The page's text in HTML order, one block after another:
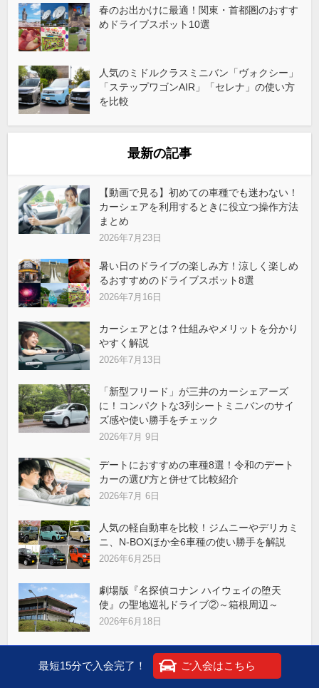
春のお出かけに最適！関東・首都圏のおすす
めドライブスポット10選
人気のミドルクラスミニバン「ヴォクシー」
「ステップワゴンAIR」「セレナ」の使い方
を比較
最新の記事
【動画で見る】初めての車種でも迷わない！
カーシェアを利用するときに役立つ操作方法
まとめ
2026年7月23日
暑い日のドライブの楽しみ方！涼しく楽しめ
るおすすめのドライブスポット8選
2026年7月16日
カーシェアとは？仕組みやメリットを分かり
やすく解説
2026年7月13日
「新型フリード」が三井のカーシェアーズ
に！コンパクトな3列シートミニバンのサイ
ズ感や使い勝手をチェック
2026年7月 9日
デートにおすすめの車種8選！令和のデート
カーの選び方と併せて比較紹介
2026年7月 6日
人気の軽自動車を比較！ジムニーやデリカミ
ニ、N-BOXほか全6車種の使い勝手を解説
2026年6月25日
劇場版『名探偵コナン ハイウェイの堕天
使』の聖地巡礼ドライブ②～箱根周辺～
2026年6月18日
カーシェアで乗り捨ては可能？実はステーシ
ョン返却のほうが楽なケースも！
最短15分で入会完了！ ご入会はこちら